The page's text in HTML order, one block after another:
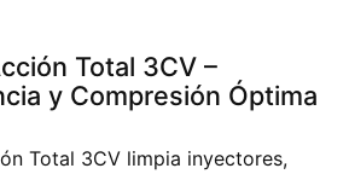
Total 3CV –
y Compresión Óptima
Total 3CV limpia inyectores,